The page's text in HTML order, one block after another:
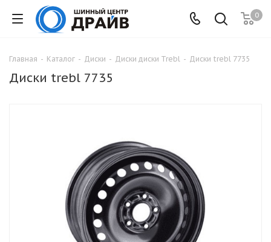
0
Главная - Каталог - Диски - Диски диски Trebl - Диски trebl 7735
Диски trebl 7735